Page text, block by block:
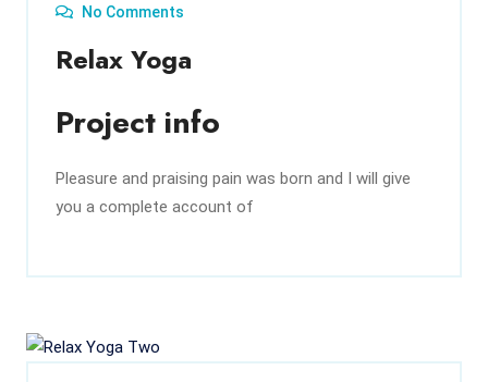
No Comments
Relax Yoga
Project info
Pleasure and praising pain was born and I will give
you a complete account of